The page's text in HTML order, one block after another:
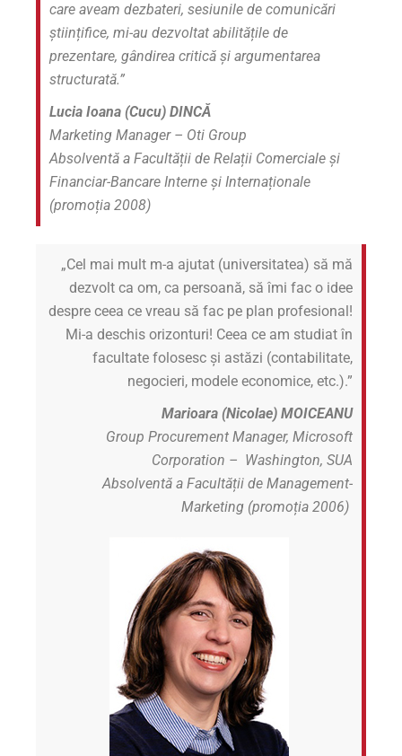
care aveam dezbateri, sesiunile de comunicări
științifice, mi-au dezvoltat abilitățile de
prezentare, gândirea critică și argumentarea
structurată.”
Lucia Ioana (Cucu) DINCĂ
Marketing Manager – Oti Group
Absolventă a Facultății de Relații Comerciale și
Financiar-Bancare Interne și Internaționale
(promoția 2008)
„Cel mai mult m-a ajutat (universitatea) să mă
dezvolt ca om, ca persoană, să îmi fac o idee
despre ceea ce vreau să fac pe plan profesional!
Mi-a deschis orizonturi! Ceea ce am studiat în
facultate folosesc și astăzi (contabilitate,
negocieri, modele economice, etc.).”
Marioara (Nicolae) MOICEANU
Group Procurement Manager, Microsoft
Corporation – Washington, SUA
Absolventă a Facultății de Management-
Marketing (promoția 2006)